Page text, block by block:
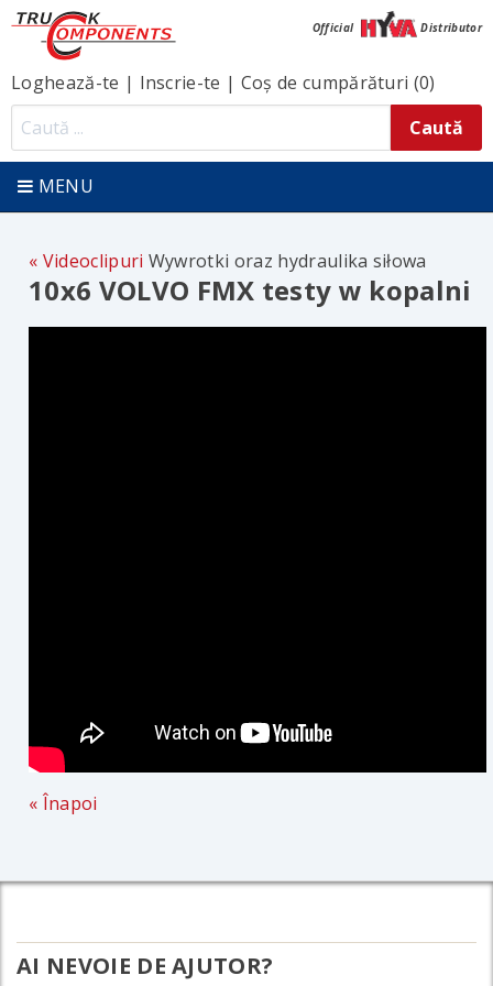
Official Distributor
Loghează-te | Inscrie-te | Coș de cumpărături (0)
MENU
Videoclipuri Wywrotki oraz hydraulika siłowa
10x6 VOLVO FMX testy w kopalni
« Înapoi
AI NEVOIE DE AJUTOR?